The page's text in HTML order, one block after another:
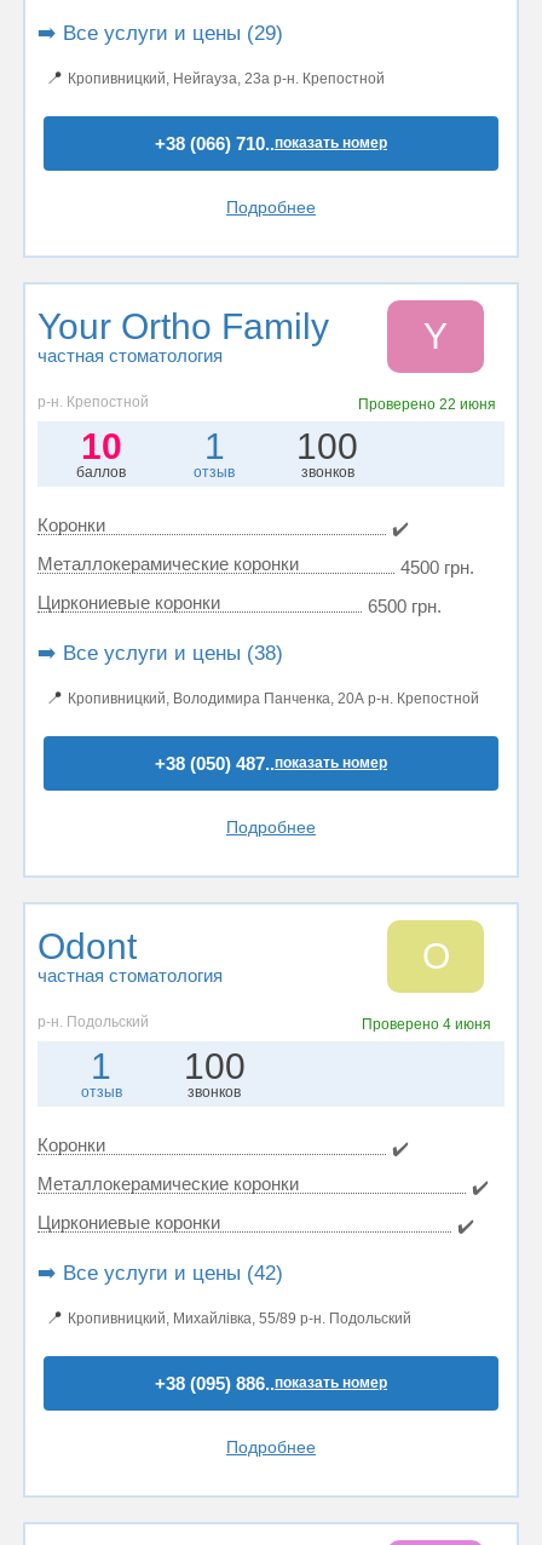
➡️ Все услуги и цены (29)
📍 Кропивницкий, Нейгауза, 23а р-н. Крепостной
+38 (066) 710..показать номер
Подробнее
Your Ortho Family
частная стоматология Y
р-н. Крепостной Проверено 22 июня
10
баллов
1
отзыв
100
звонков
Коронки
✔️
Металлокерамические коронки
4500 грн.
Циркониевые коронки
6500 грн.
➡️ Все услуги и цены (38)
📍 Кропивницкий, Володимира Панченка, 20А р-н. Крепостной
+38 (050) 487..показать номер
Подробнее
Odont
частная стоматология O
р-н. Подольский Проверено4 июня
1
отзыв
100
звонков
Коронки
✔️
Металлокерамические коронки
✔️
Циркониевые коронки
✔️
➡️ Все услуги и цены (42)
📍 Кропивницкий, Михайлівка, 55/89 р-н. Подольский
+38 (095) 886..показать номер
Подробнее